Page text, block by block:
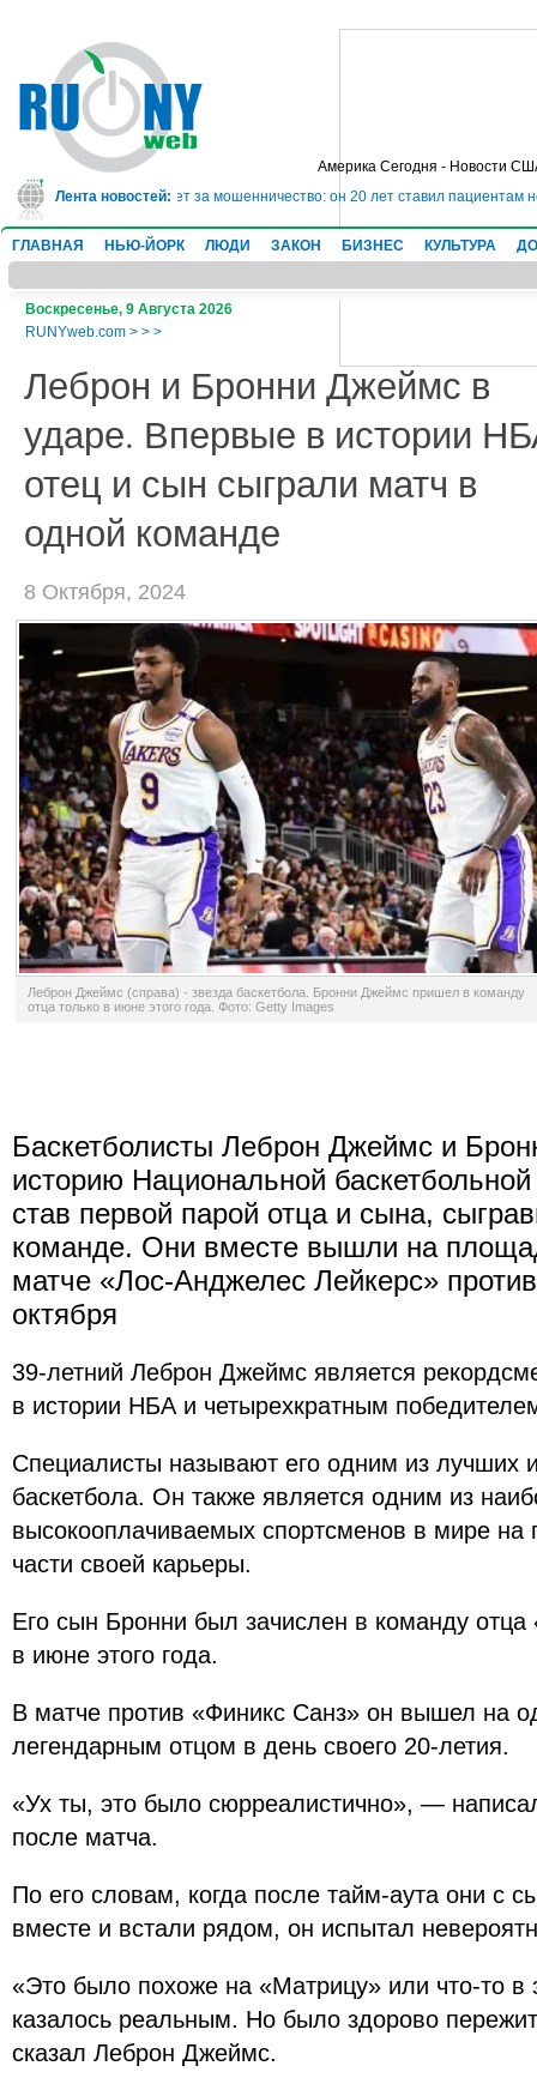
Америка Сегодня - Новости
Лента новостей:
в тюрьму на 10 лет за мошенничество: он 20 лет ставил пациентам
ГЛАВНАЯ НЬЮ-ЙОРК ЛЮДИ ЗАКОН БИЗНЕС КУЛЬТУРА
Воскресенье, 9 Августа 2026
RUNYweb.com > > >
Леброн и Бронни Джеймс в
ударе. Впервые в истории
отец и сын сыграли матч в
одной команде
8 Октября, 2024
Леброн Джеймс (справа) - звезда баскетбола. Бронни Джеймс пришел в команду
отца только в июне этого года. Фото: Getty Images
Баскетболисты Леброн Джеймс и
историю Национальной
став первой парой отца и сына,
команде. Они вместе вышли на
матче «Лос-Анджелес Лейкерс»
октября
39-летний Леброн Джеймс является
в истории НБА и четырехкратным
Специалисты называют его одним из лучших
баскетбола. Он также является одним из
высокооплачиваемых спортсменов в мире на
части своей карьеры.
Его сын Бронни был зачислен в команду
в июне этого года.
В матче против «Финикс Санз» он вышел на
легендарным отцом в день своего 20-летия.
«Ух ты, это было сюрреалистично», —
после матча.
По его словам, когда после тайм-аута они с
вместе и встали рядом, он испытал
«Это было похоже на «Матрицу» или что-то в
казалось реальным. Но было здорово
сказал Леброн Джеймс.